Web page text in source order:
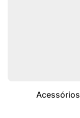
Acessórios